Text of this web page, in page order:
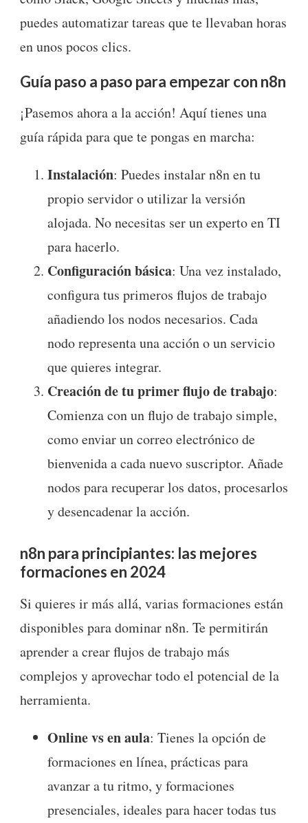
puedes automatizar tareas que te llevaban horas
en unos pocos clics.
Guía paso a paso para empezar con n8n
¡Pasemos ahora a la acción! Aquí tienes una
guía rápida para que te pongas en marcha:
Instalación: Puedes instalar n8n en tu
propio servidor o utilizar la versión
alojada. No necesitas ser un experto en TI
para hacerlo.
Configuración básica: Una vez instalado,
configura tus primeros flujos de trabajo
añadiendo los nodos necesarios. Cada
nodo representa una acción o un servicio
que quieres integrar.
Creación de tu primer flujo de trabajo:
Comienza con un flujo de trabajo simple,
como enviar un correo electrónico de
bienvenida a cada nuevo suscriptor. Añade
nodos para recuperar los datos, procesarlos
y desencadenar la acción.
n8n para principiantes: las mejores
formaciones en 2024
Si quieres ir más allá, varias formaciones están
disponibles para dominar n8n. Te permitirán
aprender a crear flujos de trabajo más
complejos y aprovechar todo el potencial de la
herramienta.
Online vs en aula: Tienes la opción de
formaciones en línea, prácticas para
avanzar a tu ritmo, y formaciones
presenciales, ideales para hacer todas tus